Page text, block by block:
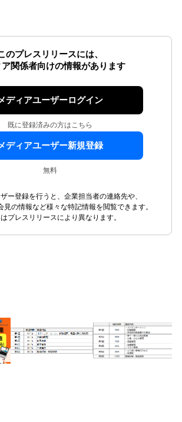
のプレスリリースには、
ア関係者向けの情報があります
ディアユーザーログイン
既に登録済みの方はこちら
ディアユーザー新規登録
無料
ー登録を行うと、企業担当者の連絡先や、
見の情報など様々な特記情報を閲覧できます。
プレスリリースにより異なります。